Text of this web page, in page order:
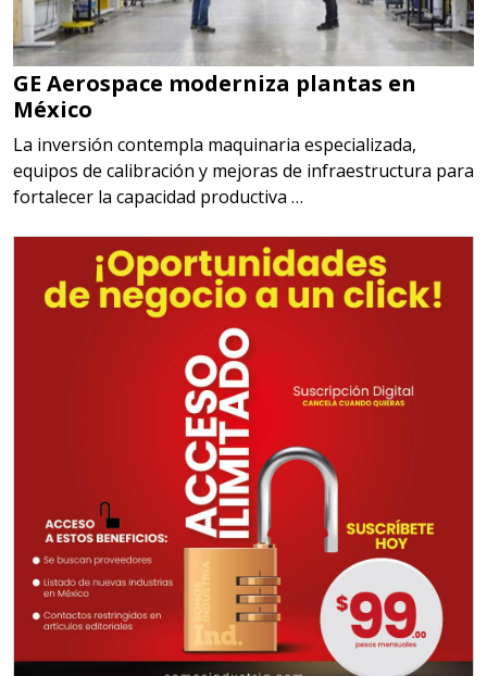
GE Aerospace moderniza plantas en
México
La inversión contempla maquinaria especializada,
equipos de calibración y mejoras de infraestructura para
fortalecer la capacidad productiva …